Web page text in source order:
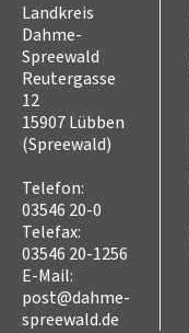
Landkreis
Dahme-
Spreewald
Reutergasse
12
15907 Lübben
(Spreewald)
Telefon:
03546 20-0
Telefax:
03546 20-1256
E-Mail:
post@dahme-
spreewald.de